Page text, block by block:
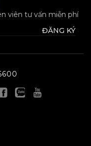
viên tư vấn miễn phí
ĐĂNG KÝ